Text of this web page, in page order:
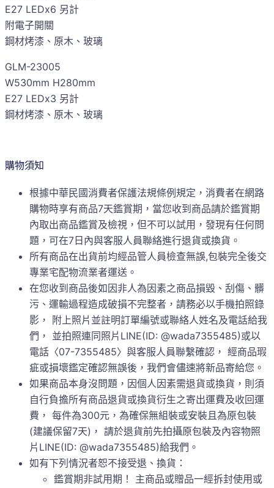
E27 LEDx6 另計
附電子開關
鋼材烤漆、原木、玻璃
GLM-23005
W530mm H280mm
E27 LEDx3 另計
鋼材烤漆、原木、玻璃
購物須知
根據中華民國消費者保護法規條例規定，消費者在網路
購物時享有商品7天鑑賞期，當您收到商品請於鑑賞期
內取出商品鑑賞及檢視，但不可以試用，發現有任何問
題，可在7日內與客服人員聯絡進行退貨或換貨。
所有商品在出貨前均經品管人員檢查無誤,包裝完全後交
專業宅配物流業者運送。
在您收到商品後如因非人為因素之商品損毀、刮傷、髒
污、運輸過程造成破損不完整者，請務必以手機拍照錄
影， 附上照片並註明訂單編號或聯絡人姓名及電話給我
們， 並拍照連同照片LINE(ID: @wada7355485)或以
電話〈07-7355485〉與客服人員聯繫確認， 經商品瑕
疵或損壞鑑定確認無誤後，我們會儘速將新品寄給您。
如果商品本身沒問題，因個人因素需退貨或換貨，則須
自行負擔所有商品退貨或換貨衍生之寄出運費及收回運
費， 每件為300元，為確保無組裝或安裝且為原包裝
(建議保留7天)， 請於退貨前先拍攝原包裝及內容物照
片LINE(ID: @wada7355485)給我們。
如有下列情況者恕不接受退、換貨：
鑑賞期非試用期！ 主商品或贈品一經拆封使用或